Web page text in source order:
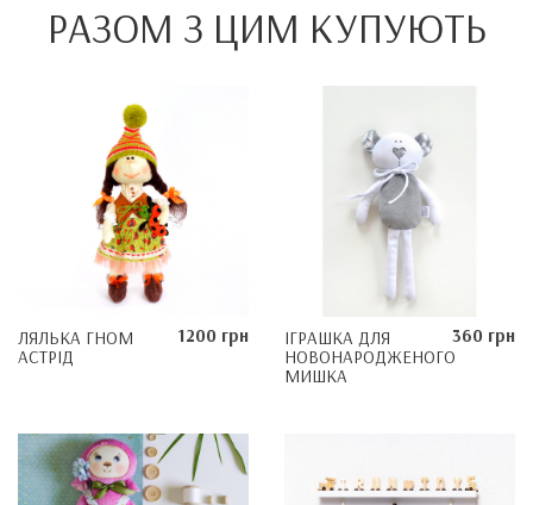
РАЗОМ З ЦИМ КУПУЮТЬ
ЛЯЛЬКА ГНОМ
АСТРІД
1200 грн
ІГРАШКА ДЛЯ
НОВОНАРОДЖЕНОГО
MИШКА
360 грн